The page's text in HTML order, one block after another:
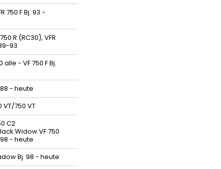
750 F Bj. 93 -
R (RC30), VFR
93
alle - VF 750 F Bj.
88 - heute
VT/750 VT
C2
Widow VF 750
- heute
Bj. 98 - heute